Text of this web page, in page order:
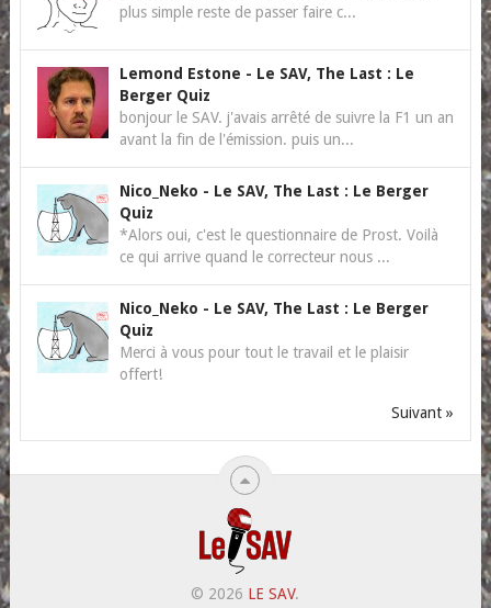
plus simple reste de passer faire c...
Lemond Estone - Le SAV, The Last : Le
Berger Quiz
bonjour le SAV. j'avais arrêté de suivre la F1 un an
avant la fin de l'émission. puis un...
Nico_Neko - Le SAV, The Last : Le Berger
Quiz
*Alors oui, c'est le questionnaire de Prost. Voilà
ce qui arrive quand le correcteur nous ...
Nico_Neko - Le SAV, The Last : Le Berger
Quiz
Merci à vous pour tout le travail et le plaisir
offert!
Suivant »
© 2026 LE SAV.